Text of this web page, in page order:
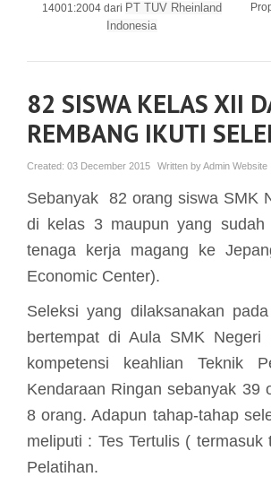
14001:2004 dari PT TUV Rheinland
Indonesia
82 SISWA KELAS XII
REMBANG IKUTI
Created: 03 December 2015 Written byAdmin Website
Sebanyak 82 orang siswa SMK
di kelas 3 maupun yang sudah
tenaga kerja magang ke
Economic Center).
Seleksi yang dilaksanakan
bertempat di Aula SMK
kompetensi keahlian Teknik
Kendaraan Ringan sebanyak 39
8 orang. Adapun tahap-tahap
meliputi : Tes Tertulis (
Pelatihan.